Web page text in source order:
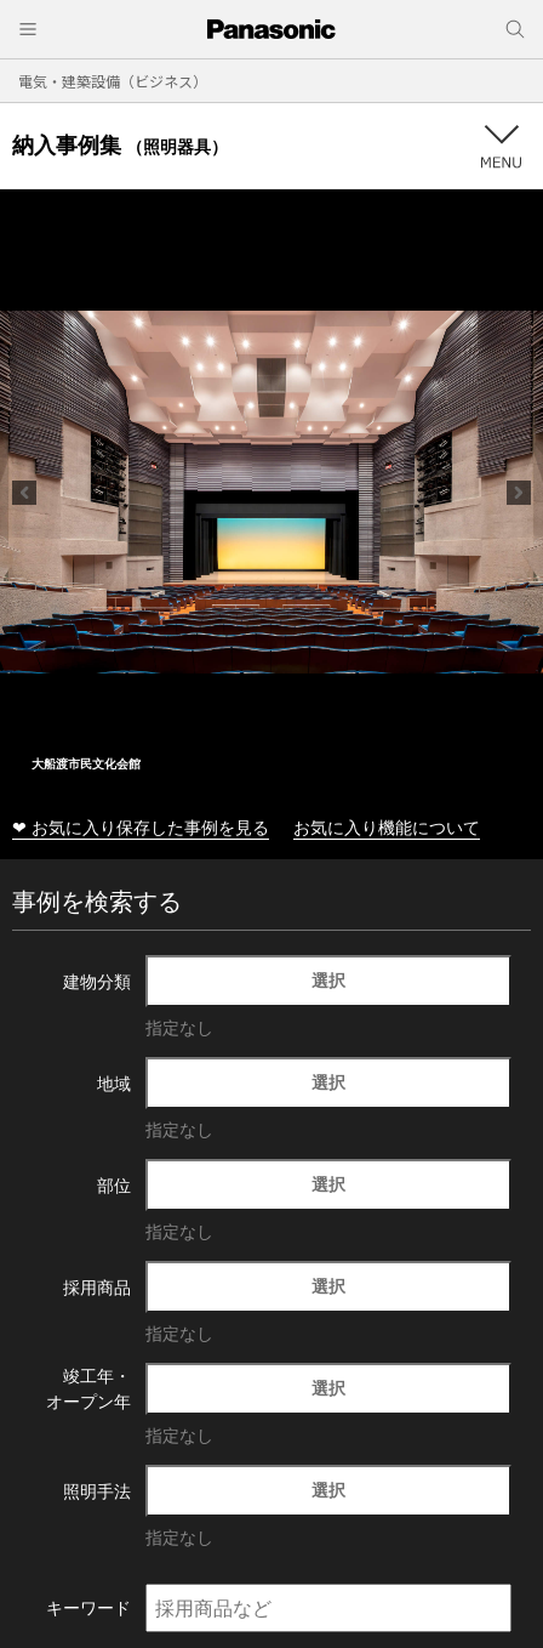
電気・建築設備（ビジネス）
納入事例集 （照明器具）
大船渡市民文化会館
❤ お気に入り保存した事例を見る お気に入り機能について
事例を検索する
建物分類 選択
指定なし
地域 選択
指定なし
部位 選択
指定なし
採用商品 選択
指定なし
竣工年・
オープン年
選択
指定なし
照明手法 選択
指定なし
キーワード